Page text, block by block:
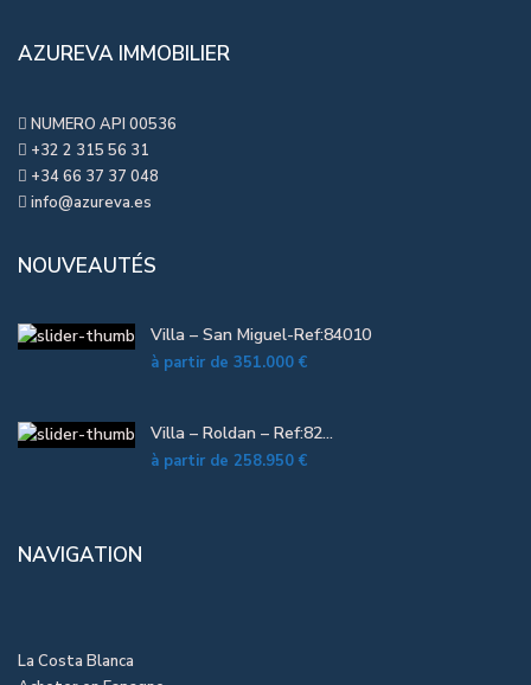
AZUREVA IMMOBILIER
NUMERO API 00536
+32 2 315 56 31
+34 66 37 37 048
info@azureva.es
NOUVEAUTÉS
Villa – San Miguel-Ref:84010
à partir de 351.000 €
Villa – Roldan – Ref:82...
à partir de 258.950 €
NAVIGATION
La Costa Blanca